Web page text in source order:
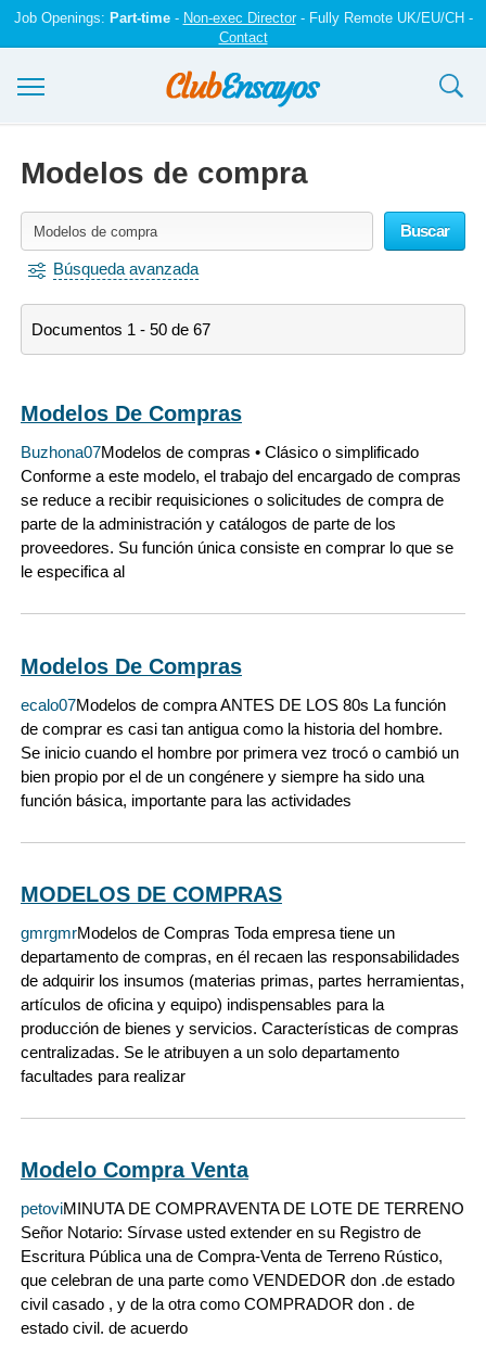
Job Openings: Part-time- Non-exec Director- Fully Remote UK/EU/CH -
Contact
Iniciar sesión
Modelos de compra
Buscar
Búsqueda avanzada
Documentos 1 - 50 de 67
Modelos De Compras
Buzhona07Modelos de compras • Clásico o simplificado
Conforme a este modelo, el trabajo del encargado de compras
se reduce a recibir requisiciones o solicitudes de compra de
parte de la administración y catálogos de parte de los
proveedores. Su función única consiste en comprar lo que se
le especifica al
Modelos De Compras
ecalo07Modelos de compra ANTES DE LOS 80s La función
de comprar es casi tan antigua como la historia del hombre.
Se inicio cuando el hombre por primera vez trocó o cambió un
bien propio por el de un congénere y siempre ha sido una
función básica, importante para las actividades
MODELOS DE COMPRAS
gmrgmrModelos de Compras Toda empresa tiene un
departamento de compras, en él recaen las responsabilidades
de adquirir los insumos (materias primas, partes herramientas,
artículos de oficina y equipo) indispensables para la
producción de bienes y servicios. Características de compras
centralizadas. Se le atribuyen a un solo departamento
facultades para realizar
Modelo Compra Venta
petoviMINUTA DE COMPRAVENTA DE LOTE DE TERRENO
Señor Notario: Sírvase usted extender en su Registro de
Escritura Pública una de Compra-Venta de Terreno Rústico,
que celebran de una parte como VENDEDOR don .de estado
civil casado , y de la otra como COMPRADOR don . de
estado civil. de acuerdo